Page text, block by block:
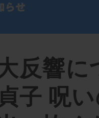
大反響
貞子 呪